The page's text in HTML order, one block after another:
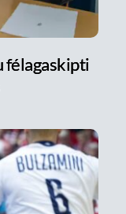
félagaskipti